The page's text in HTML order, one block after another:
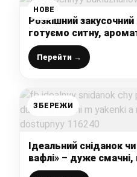
НОВЕ
Розкішний
готуємо ситну,
страву на будь-який
Перейти →
ЗБЕРЕЖИ
Ідеальний сніданок
вафлі» – дуже смачні,
найпростіший і